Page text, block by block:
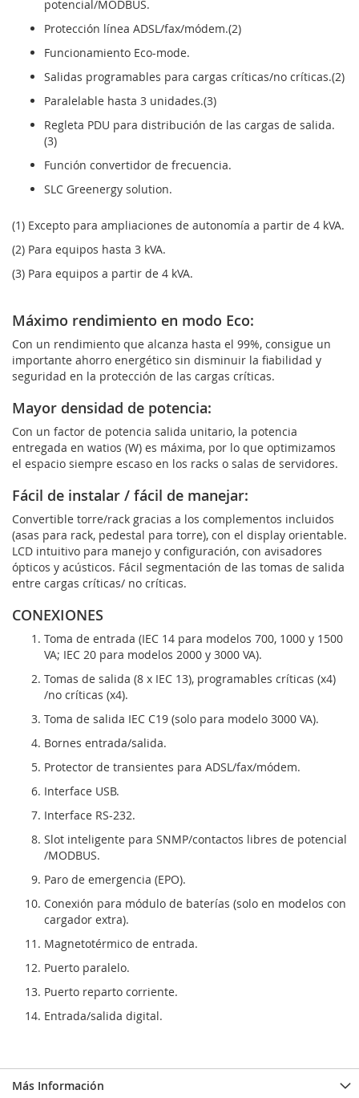
potencial/MODBUS.
Protección línea ADSL/fax/módem.(2)
Funcionamiento Eco-mode.
Salidas programables para cargas críticas/no críticas.(2)
Paralelable hasta 3 unidades.(3)
Regleta PDU para distribución de las cargas de salida.
(3)
Función convertidor de frecuencia.
SLC Greenergy solution.
(1) Excepto para ampliaciones de autonomía a partir de 4 kVA.
(2) Para equipos hasta 3 kVA.
(3) Para equipos a partir de 4 kVA.
Máximo rendimiento en modo Eco:
Con un rendimiento que alcanza hasta el 99%, consigue un
importante ahorro energético sin disminuir la fiabilidad y
seguridad en la protección de las cargas críticas.
Mayor densidad de potencia:
Con un factor de potencia salida unitario, la potencia
entregada en watios (W) es máxima, por lo que optimizamos
el espacio siempre escaso en los racks o salas de servidores.
Fácil de instalar / fácil de manejar:
Convertible torre/rack gracias a los complementos incluidos
(asas para rack, pedestal para torre), con el display orientable.
LCD intuitivo para manejo y configuración, con avisadores
ópticos y acústicos. Fácil segmentación de las tomas de salida
entre cargas críticas/ no críticas.
CONEXIONES
Toma de entrada (IEC 14 para modelos 700, 1000 y 1500
VA; IEC 20 para modelos 2000 y 3000 VA).
Tomas de salida (8 x IEC 13), programables críticas (x4)
/no críticas (x4).
Toma de salida IEC C19 (solo para modelo 3000 VA).
Bornes entrada/salida.
Protector de transientes para ADSL/fax/módem.
Interface USB.
Interface RS-232.
Slot inteligente para SNMP/contactos libres de potencial
/MODBUS.
Paro de emergencia (EPO).
Conexión para módulo de baterías (solo en modelos con
cargador extra).
Magnetotérmico de entrada.
Puerto paralelo.
Puerto reparto corriente.
Entrada/salida digital.
Más Información